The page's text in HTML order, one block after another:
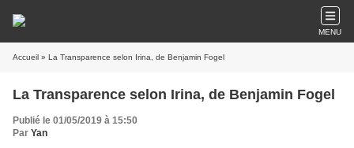
MENU
Accueil » La Transparence selon Irina, de Benjamin Fogel
La Transparence selon Irina, de Benjamin Fogel
Publié le 01/05/2019 à 15:50
Par Yan